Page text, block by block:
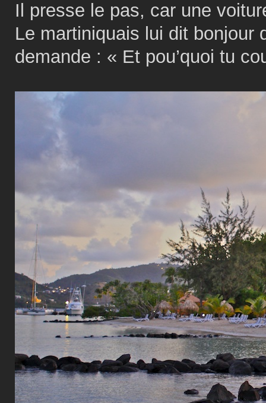
Il presse le pas, car une
Le martiniquais lui dit bonjour
demande : « Et pou’quoi tu